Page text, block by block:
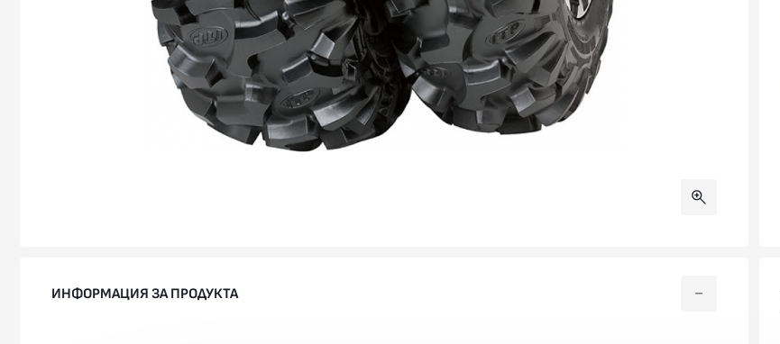
ИНФОРМАЦИЯ ЗА ПРОДУКТА